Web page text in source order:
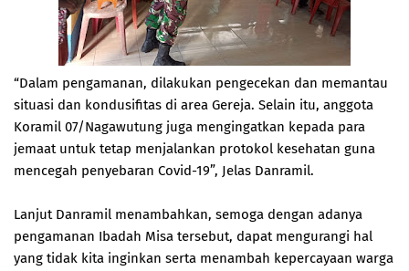
“Dalam pengamanan, dilakukan pengecekan dan memantau
situasi dan kondusifitas di area Gereja. Selain itu, anggota
Koramil 07/Nagawutung juga mengingatkan kepada para
jemaat untuk tetap menjalankan protokol kesehatan guna
mencegah penyebaran Covid-19”, Jelas Danramil.
Lanjut Danramil menambahkan, semoga dengan adanya
pengamanan Ibadah Misa tersebut, dapat mengurangi hal
yang tidak kita inginkan serta menambah kepercayaan warga